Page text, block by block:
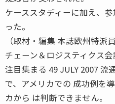
ケーススタディーに加え、
った。
（取材・編集 本誌欧州特派
チェーン＆ロジスティクス
注目集まる 49 JULY 2007 流
で、アメリカでの 成功例を
カから は判断できません。